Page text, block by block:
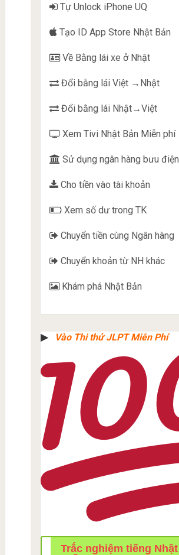
Tự Unlock iPhone UQ
Tạo ID App Store Nhật Bản
Về Bằng lái xe ở Nhật
Đổi bằng lái Việt →Nhật
Đổi bằng lái Nhật→Việt
Xem Tivi Nhật Bản Miễn phí
Sử dụng ngân hàng bưu điện
Cho tiền vào tài khoản
Xem số dư trong TK
Chuyển tiền cùng Ngân hàng
Chuyển khoản từ NH khác
Khám phá Nhật Bản
▶︎ Vào Thi thử JLPT Miễn Phí
Trắc nghiệm tiếng Nhật